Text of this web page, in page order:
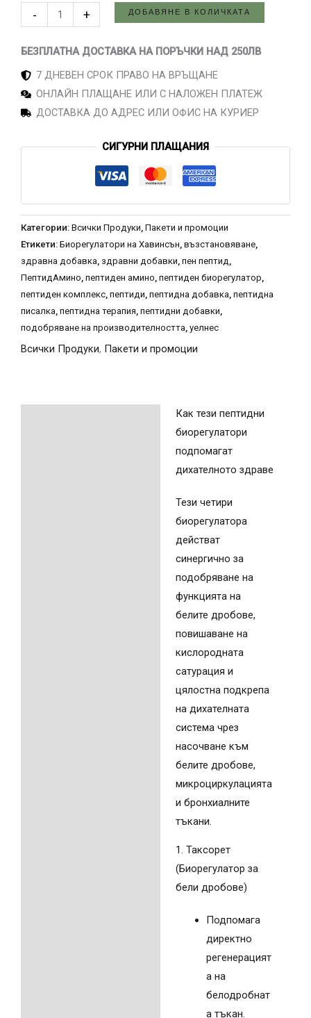
-
stack
Дихателно
Здраве
+ ДОБАВЯНЕ В КОЛИЧКАТА
БЕЗПЛАТНА ДОСТАВКА НА ПОРЪЧКИ НАД 250ЛВ
7 ДНЕВЕН СРОК ПРАВО НА ВРЪЩАНЕ
ОНЛАЙН ПЛАЩАНЕ ИЛИ С НАЛОЖЕН ПЛАТЕЖ
ДОСТАВКА ДО АДРЕС ИЛИ ОФИС НА КУРИЕР
СИГУРНИ ПЛАЩАНИЯ
Категории: Всички Продуки, Пакети и промоции
Етикети: Биорегулатори на Хавинсън, възстановяване,
здравна добавка, здравни добавки, пен пептид,
ПептидАмино, пептиден амино, пептиден биорегулатор,
пептиден комплекс, пептиди, пептидна добавка, пептидна
писалка, пептидна терапия, пептидни добавки,
подобряване на производителността, уелнес
Всички Продуки, Пакети и промоции
Как тези пептидни
биорегулатори
подпомагат
дихателното здраве
Тези четири
биорегулатора
действат
синергично за
подобряване на
функцията на
белите дробове,
повишаване на
кислородната
сатурация и
цялостна подкрепа
на дихателната
система чрез
насочване към
белите дробове,
микроциркулацията
и бронхиалните
тъкани.
1. Таксорет
(Биорегулатор за
бели дробове)
Подпомага
директно
регенерацият
а на
белодробнат
а тъкан.